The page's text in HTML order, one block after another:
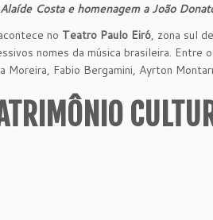
Costa e homenagem a João
no Teatro Paulo Eiró, zona sul
nomes da música brasileira. Entre
Moreira, Fabio Bergamini, Ayrton